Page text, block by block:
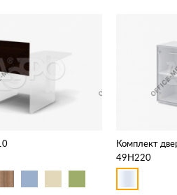
Комплект
49H220